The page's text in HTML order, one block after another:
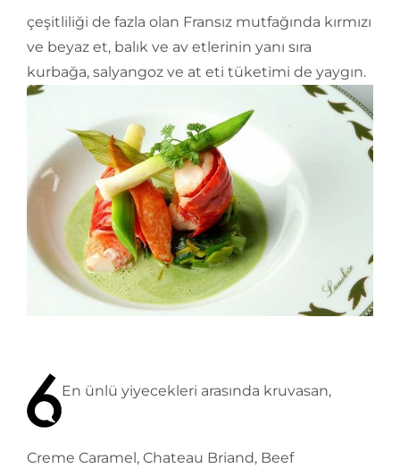
çeşitliliği de fazla olan Fransız mutfağında kırmızı
ve beyaz et, balık ve av etlerinin yanı sıra
kurbağa, salyangoz ve at eti tüketimi de yaygın.
En ünlü yiyecekleri arasında kruvasan,
Creme Caramel, Chateau Briand, Beef